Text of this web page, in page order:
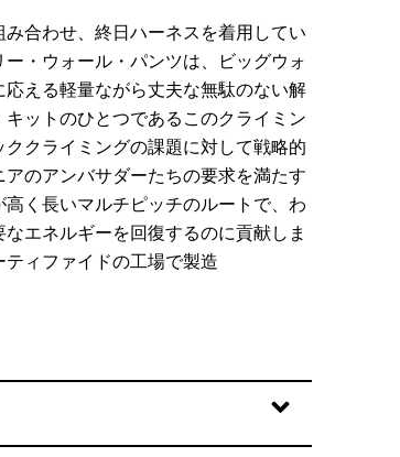
合わせ、終日ハーネスを着用してい
・ウォール・パンツは、ビッグウォ
える軽量ながら丈夫な無駄のない解
ットのひとつであるこのクライミン
クライミングの課題に対して戦略的
のアンバサダーたちの要求を満たす
く長いマルチピッチのルートで、わ
エネルギーを回復するのに貢献しま
ィファイドの工場で製造